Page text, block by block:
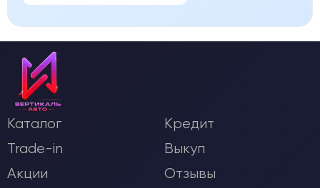
Каталог
Кредит
Trade-in
Выкуп
Акции
Отзывы